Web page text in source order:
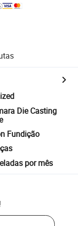
Die Casting
Fundição
por mês
!